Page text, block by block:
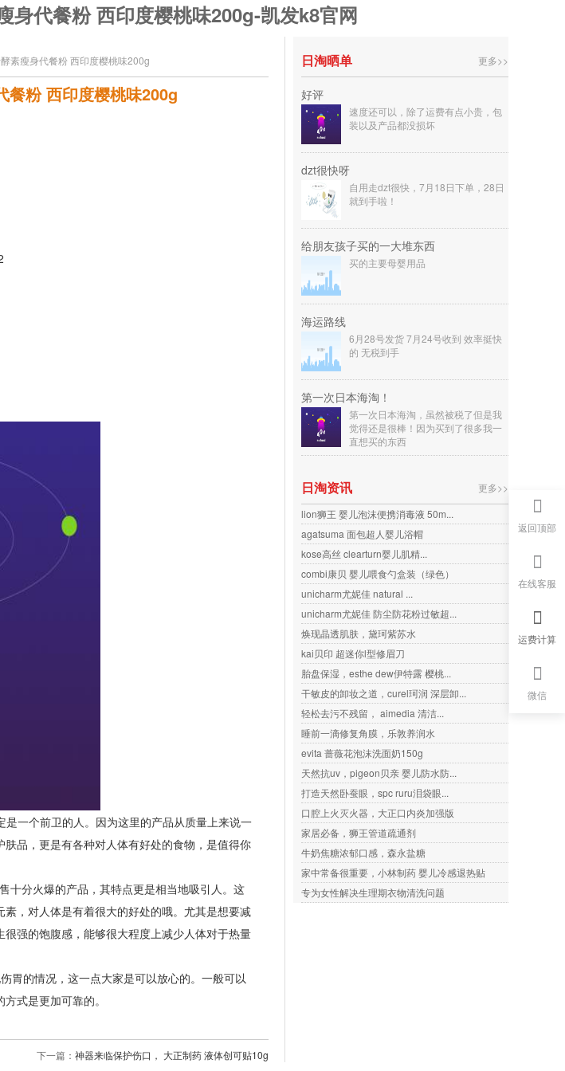
代餐粉 西印度樱桃味200g-凯发k8官网
素瘦身代餐粉 西印度樱桃味200g
粉 西印度樱桃味200g
是一个前卫的人。因为这里的产品从质量上来说一
品，更是有各种对人体有好处的食物，是值得你
十分火爆的产品，其特点更是相当地吸引人。这
，对人体是有着很大的好处的哦。尤其是想要减
强的饱腹感，能够很大程度上减少人体对于热量
胃的情况，这一点大家是可以放心的。一般可以
式是更加可靠的。
下一篇： 神器来临保护伤口， 大正制药 液体创可贴10g
日淘晒单 更多>>
好评
速度还可以，除了运费有点小贵，包
装以及产品都没损坏
dzt很快呀
自用走dzt很快，7月18日下单，28日
就到手啦！
给朋友孩子买的一大堆东西
买的主要母婴用品
海运路线
6月28号发货 7月24号收到 效率挺快
的 无税到手
第一次日本海淘！
第一次日本海淘，虽然被税了但是我
觉得还是很棒！因为买到了很多我一
直想买的东西
日淘资讯
更多>>
lion狮王 婴儿泡沫便携消毒液 50m...
agatsuma 面包超人婴儿浴帽
kose高丝 clearturn婴儿肌精...
combi康贝 婴儿喂食勺盒装（绿色）
unicharm尤妮佳 natural ...
unicharm尤妮佳 防尘防花粉过敏超...
焕现晶透肌肤，黛珂紫苏水
kai贝印 超迷你l型修眉刀
胎盘保湿，esthe dew伊特露 樱桃...
干敏皮的卸妆之道，curel珂润 深层卸...
轻松去污不残留， aimedia 清洁...
睡前一滴修复角膜，乐敦养润水
evita 蔷薇花泡沫洗面奶150g
天然抗uv，pigeon贝亲 婴儿防水防...
打造天然卧蚕眼，spc ruru泪袋眼...
口腔上火灭火器，大正口内炎加强版
家居必备，狮王管道疏通剂
牛奶焦糖浓郁口感，森永盐糖
家中常备很重要，小林制药 婴儿冷感退热贴
专为女性解决生理期衣物清洗问题
返回顶部
在线客服
运费计算
微信